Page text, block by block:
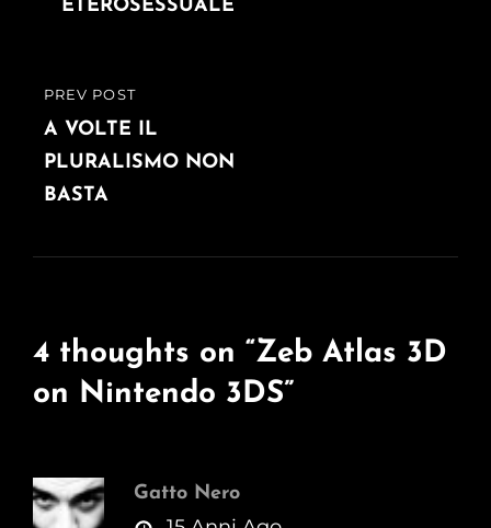
PREVIOUS
POST
PREV POST
A VOLTE IL
PLURALISMO NON
BASTA
ETEROSESSUALE
4 thoughts on “Zeb Atlas 3D
on Nintendo 3DS”
Gatto Nero